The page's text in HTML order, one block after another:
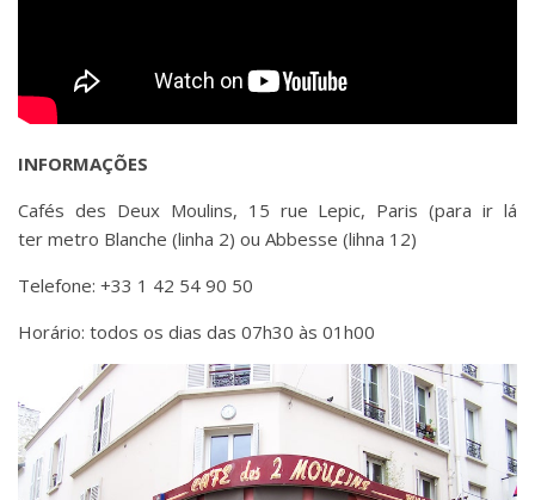
INFORMAÇÕES
Cafés des Deux Moulins, 15 rue Lepic, Paris (para ir lá
ter metro Blanche (linha 2) ou Abbesse (lihna 12)
Telefone: +33 1 42 54 90 50
Horário: todos os dias das 07h30 às 01h00